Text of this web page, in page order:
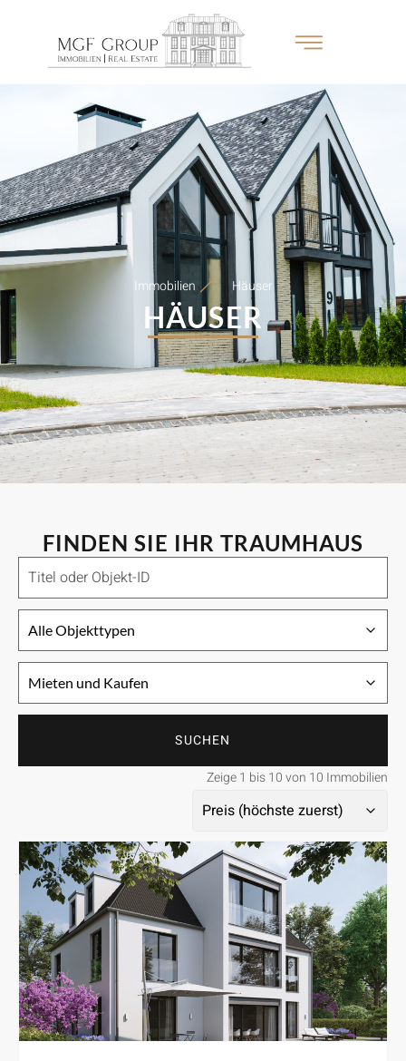
Immobilien Häuser
HÄUSER
FINDEN SIE IHR TRAUMHAUS
SUCHEN
Zeige 1 bis 10 von 10 Immobilien